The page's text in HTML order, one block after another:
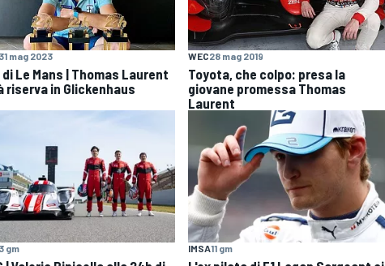
31 mag 2023
Le Mans | Thomas Laurent
riserva in Glickenhaus
WEC28 mag 2019
Toyota, che colpo: presa la
giovane promessa Thomas
Laurent
3 gm IMSA11 gm